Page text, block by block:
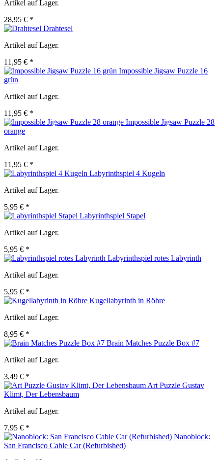
Artikel auf Lager.
28,95 € *
Drahtesel
Artikel auf Lager.
11,95 € *
Impossible Jigsaw Puzzle 16
grün
Artikel auf Lager.
11,95 € *
Impossible Jigsaw Puzzle 28
orange
Artikel auf Lager.
11,95 € *
Labyrinthspiel 4 Kugeln
Artikel auf Lager.
5,95 € *
Labyrinthspiel Stapel
Artikel auf Lager.
5,95 € *
Labyrinthspiel rotes Labyrinth
Artikel auf Lager.
5,95 € *
Kugellabyrinth in Röhre
Artikel auf Lager.
8,95 € *
Brain Matches Puzzle Box #7
Artikel auf Lager.
3,49 € *
Art Puzzle Gustav
Klimt, Der Lebensbaum
Artikel auf Lager.
7,95 € *
Nanoblock:
San Francisco Cable Car (Refurbished)